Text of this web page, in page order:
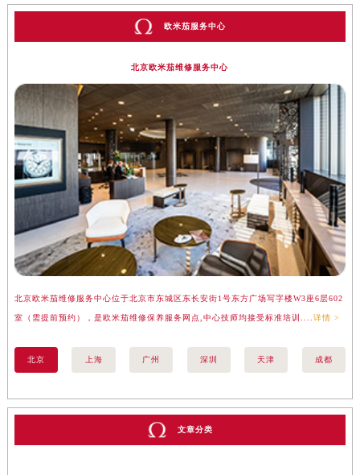
欧米茄服务中心
北京欧米茄维修服务中心
北京欧米茄维修服务中心位于北京市东城区东长安街1号东方广场写字楼W3座6层602
室（需提前预约），是欧米茄维修保养服务网点,中心技师均接受标准培训.... 详情 >
北京 上海 广州 深圳 天津 成都
文章分类